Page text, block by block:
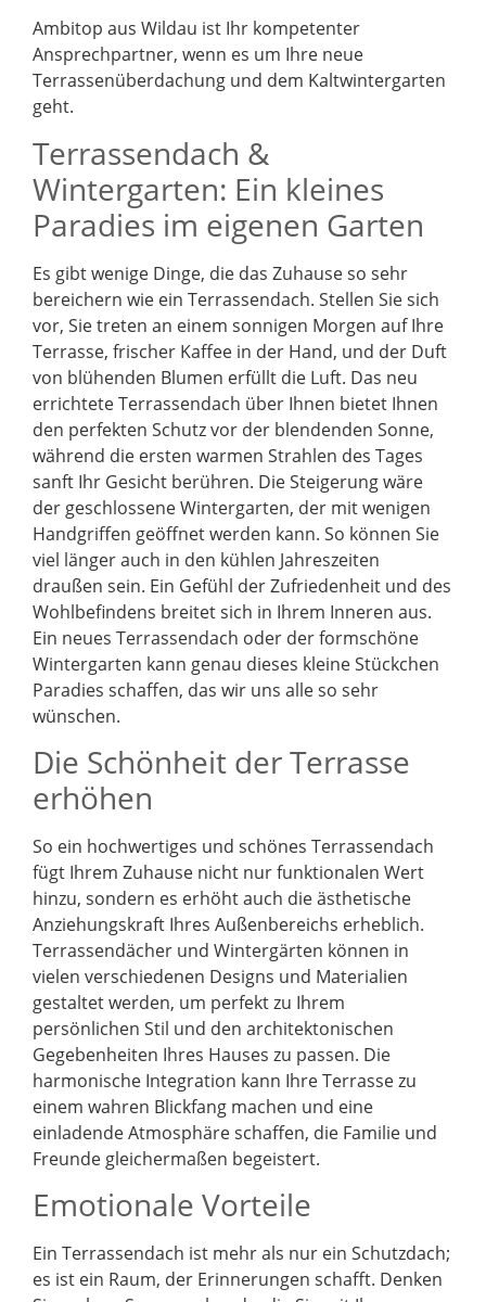
Ambitop aus Wildau ist Ihr kompetenter
Ansprechpartner, wenn es um Ihre neue
Terrassenüberdachung und dem Kaltwintergarten
geht.
Terrassendach &
Wintergarten: Ein kleines
Paradies im eigenen Garten
Es gibt wenige Dinge, die das Zuhause so sehr
bereichern wie ein Terrassendach. Stellen Sie sich
vor, Sie treten an einem sonnigen Morgen auf Ihre
Terrasse, frischer Kaffee in der Hand, und der Duft
von blühenden Blumen erfüllt die Luft. Das neu
errichtete Terrassendach über Ihnen bietet Ihnen
den perfekten Schutz vor der blendenden Sonne,
während die ersten warmen Strahlen des Tages
sanft Ihr Gesicht berühren. Die Steigerung wäre
der geschlossene Wintergarten, der mit wenigen
Handgriffen geöffnet werden kann. So können Sie
viel länger auch in den kühlen Jahreszeiten
draußen sein. Ein Gefühl der Zufriedenheit und des
Wohlbefindens breitet sich in Ihrem Inneren aus.
Ein neues Terrassendach oder der formschöne
Wintergarten kann genau dieses kleine Stückchen
Paradies schaffen, das wir uns alle so sehr
wünschen.
Die Schönheit der Terrasse
erhöhen
So ein hochwertiges und schönes Terrassendach
fügt Ihrem Zuhause nicht nur funktionalen Wert
hinzu, sondern es erhöht auch die ästhetische
Anziehungskraft Ihres Außenbereichs erheblich.
Terrassendächer und Wintergärten können in
vielen verschiedenen Designs und Materialien
gestaltet werden, um perfekt zu Ihrem
persönlichen Stil und den architektonischen
Gegebenheiten Ihres Hauses zu passen. Die
harmonische Integration kann Ihre Terrasse zu
einem wahren Blickfang machen und eine
einladende Atmosphäre schaffen, die Familie und
Freunde gleichermaßen begeistert.
Emotionale Vorteile
Ein Terrassendach ist mehr als nur ein Schutzdach;
es ist ein Raum, der Erinnerungen schafft. Denken